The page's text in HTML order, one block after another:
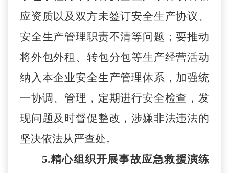
应资质以及双方未签订安全生产协议、
安全生产管理职责不清等问题；要推动
将外包外租、转包分包等生产经营活动
纳入本企业安全生产管理体系，加强统
一协调、管理，定期进行安全检查，发
现问题及时督促整改，涉嫌非法违法的
坚决依法从严查处。
5.精心组织开展事故应急救援演练